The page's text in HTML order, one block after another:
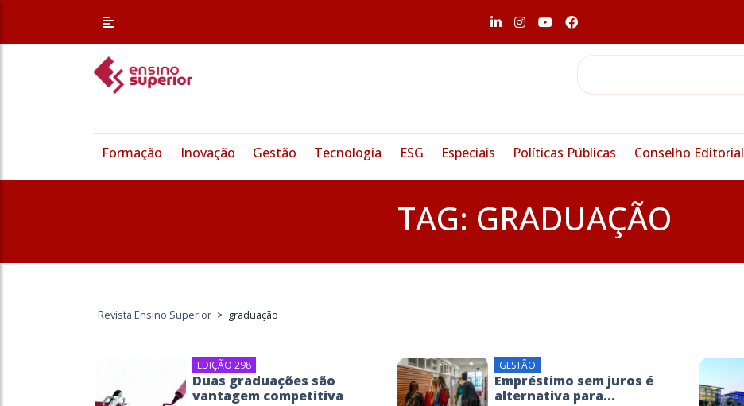
Formação Inovação Gestão Tecnologia ESG Especiais Políticas Públicas Conselho Editorial
TAG: GRADUAÇÃO
Revista Ensino Superior > graduação
EDIÇÃO 298
Duas graduações são
vantagem competitiva
GESTÃO
Empréstimo sem juros é
alternativa para...